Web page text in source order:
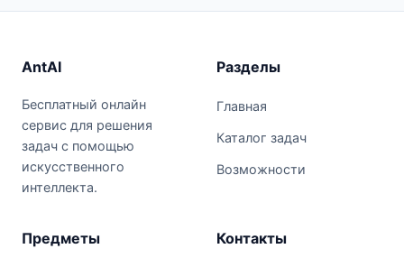
AntAI
Бесплатный онлайн
сервис для решения
задач с помощью
искусственного
интеллекта.
Разделы
Главная
Каталог задач
Возможности
Предметы Контакты